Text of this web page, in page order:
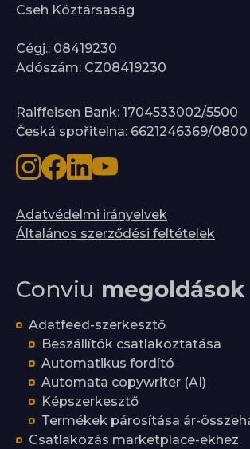
Cseh Köztársaság
Cégj.: 08419230
Adószám: CZ08419230
Raiffeisen Bank: 1704533002/5500
Česká spořitelna: 6621246369/0800
Adatvédelmi irányelvek
Általános szerződési feltételek
Conviu megoldások
Adatfeed-szerkesztő
Beszállítók csatlakoztatása
Automatikus fordító
Automata copywriter (AI)
Képszerkesztő
Termékek párosítása ár-
Csatlakozás marketplace-ekhez